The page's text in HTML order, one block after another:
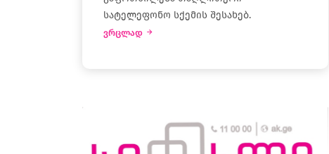
სატელეფონო სქემის შესახებ.
ვრცლად